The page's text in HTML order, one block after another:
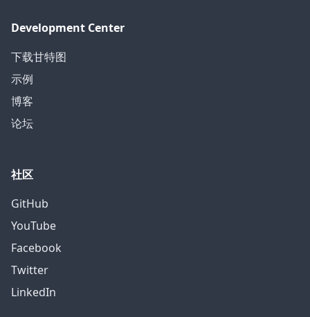
Development Center
下载甘特图
示例
博客
论坛
社区
GitHub
YouTube
Facebook
Twitter
LinkedIn